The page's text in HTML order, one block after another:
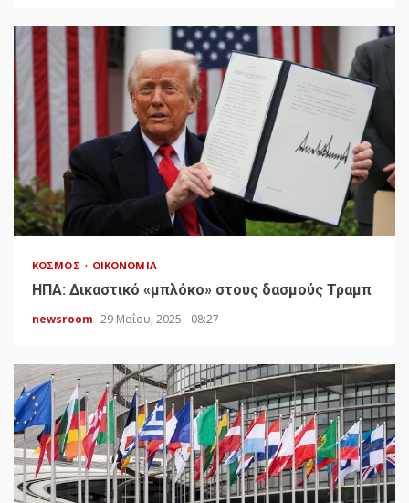
ΚΌΣΜΟΣ ΟΙΚΟΝΟΜΊΑ
HΠΑ: Δικαστικό «μπλόκο» στους δασμούς Τραμπ
newsroom 29 Μαΐου, 2025 - 08:27